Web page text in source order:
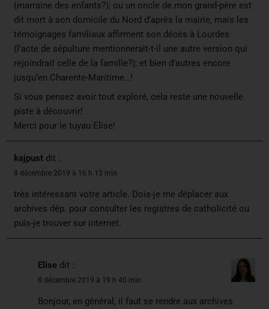
(marraine des enfants?); ou un oncle de mon grand-père est
dit mort à son domicile du Nord d’après la mairie, mais les
témoignages familiaux affirment son décès à Lourdes
(l’acte de sépulture mentionnerait-t-il une autre version qui
rejoindrait celle de la famille?); et bien d’autres encore
jusqu’en Charente-Maritime…!
Si vous pensez avoir tout exploré, cela reste une nouvelle
piste à découvrir!
Merci pour le tuyau Elise!
kajpust dit :
8 décembre 2019 à 16 h 13 min
très intéressant votre article. Dois-je me déplacer aux
archives dép. pour consulter les registres de catholicité ou
puis-je trouver sur internet.
Elise dit :
8 décembre 2019 à 19 h 40 min
Bonjour, en général, il faut se rendre aux archives